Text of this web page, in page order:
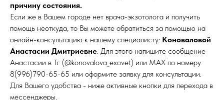
причину состояния.
Если же в Вашем городе нет врача-экзотолога и получить
помощь неоткуда, то Вы можете обратиться за помощью на
онлайн-консультацию к нашему специалисту: Коноваловой
Анастасии Дмитриевне. Для этого напишите сообщение
Анастасии в Тг (@konovalova_exovet) или MAX по номеру
8(996)790-65-65 или оформите заявку для консультации.
Для Вашего удобства - ниже активные кнопки для перехода в
мессенджеры.